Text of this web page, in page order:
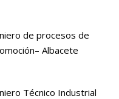
de procesos de
Albacete
Técnico Industrial